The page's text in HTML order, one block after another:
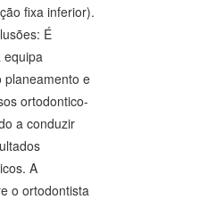
fixa inferior).
É
equipa
planeamento e
ortodontico-
a conduzir
A
o ortodontista